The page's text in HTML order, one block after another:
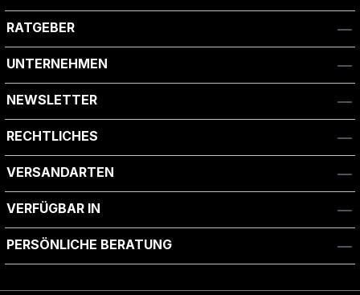
RATGEBER
UNTERNEHMEN
NEWSLETTER
RECHTLICHES
VERSANDARTEN
VERFÜGBAR IN
PERSÖNLICHE BERATUNG